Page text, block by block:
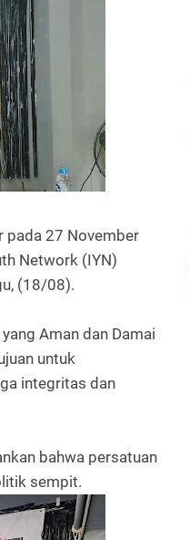
pada 27 November
Network (IYN)
(18/08).
Aman dan Damai
untuk
integritas dan
bahwa persatuan
sempit.